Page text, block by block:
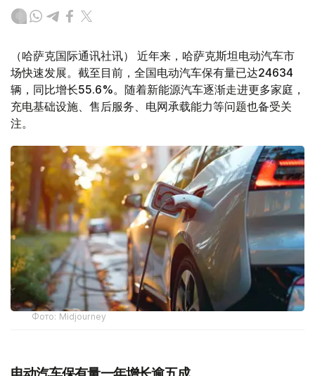
（哈萨克国际通讯社讯） 近年来，哈萨克斯坦电动汽车市
场快速发展。截至目前，全国电动汽车保有量已达24634
辆，同比增长55.6%。随着新能源汽车逐渐走进更多家庭，
充电基础设施、售后服务、电网承载能力等问题也备受关
注。
Фото: Midjourney